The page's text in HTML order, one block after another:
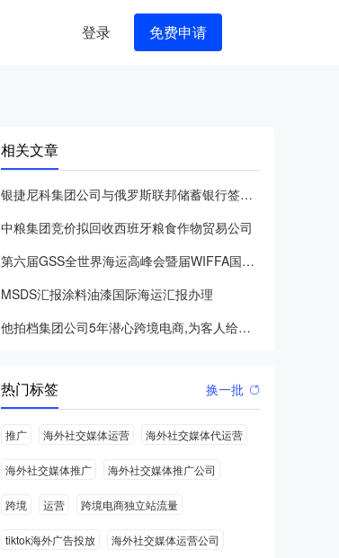
登录 免费申请
相关文章
银捷尼科集团公司与俄罗斯联邦储蓄银行签定合作协议
中粮集团竞价拟回收西班牙粮食作物贸易公司
第六届GSS全世界海运高峰会暨届WIFFA国际货运代理协同交
MSDS汇报涂料油漆国际海运汇报办理
他拍档集团公司5年潜心跨境电商,为客人给予专业化服务项目!
热门标签 换一批
推广 海外社交媒体运营 海外社交媒体代运营
海外社交媒体推广 海外社交媒体推广公司
跨境 运营 跨境电商独立站流量
tiktok海外广告投放 海外社交媒体运营公司